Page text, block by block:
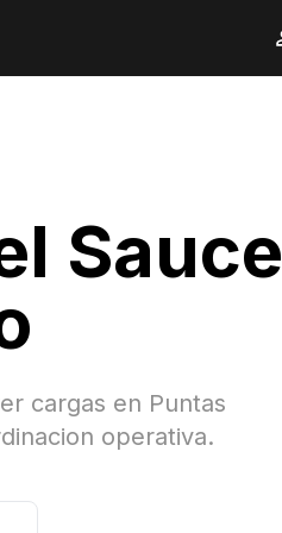
Sauce
cargas en Puntas
operativa.